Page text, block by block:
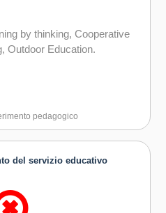
by thinking, Cooperative
Outdoor Education.
pedagogico
del servizio educativo